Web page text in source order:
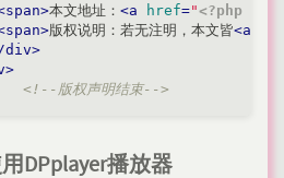
span>本文地址： <a href="<?php
span>版权说明：若无注明，本文皆<a
div>
>
<!--版权声明结束-->
DPplayer播放器